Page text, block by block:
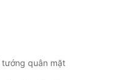
quân mặt